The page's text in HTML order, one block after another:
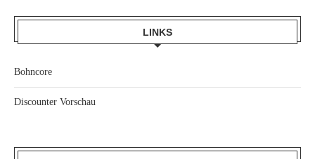
LINKS
Bohncore
Discounter Vorschau